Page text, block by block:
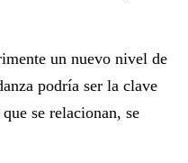
un nuevo nivel de
podría ser la clave
se relacionan, se